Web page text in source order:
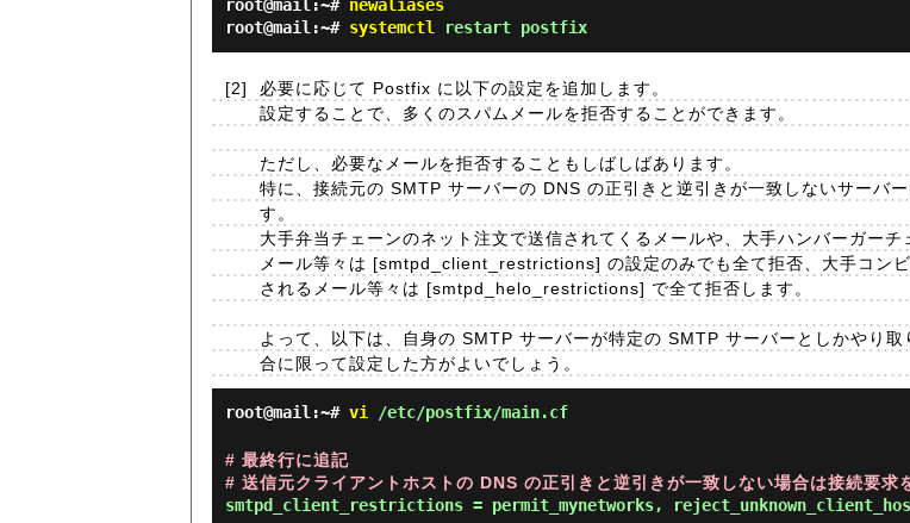
root@mail:~# newaliases
root@mail:~# systemctl restart postfix
[2]
必要に応じて Postfix に以下の設定を追加します。
設定することで、多くのスパムメールを拒否することができます。
ただし、必要なメールを拒否することもしばしばあります。
特に、接続元の SMTP サーバーの DNS の正引きと逆引きが一致しないサーバ
す。
大手弁当チェーンのネット注文で送信されてくるメールや、大手ハンバーガー
メール等々は [smtpd_client_restrictions] の設定のみでも全て拒否、大手コン
されるメール等々は [smtpd_helo_restrictions] で全て拒否します。
よって、以下は、自身の SMTP サーバーが特定の SMTP サーバーとしかやり
合に限って設定した方がよいでしょう。
root@mail:~# vi /etc/postfix/main.cf
# 最終行に追記
# 送信元クライアントホストの DNS の正引きと逆引きが一致しない場合は接続要求
smtpd_client_restrictions = permit_mynetworks,